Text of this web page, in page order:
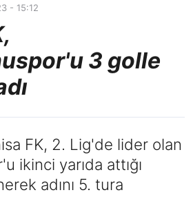
- 15:12
3 golle
FK, 2. Lig'de lider olan
ikinci yarıda attığı
adını 5. tura